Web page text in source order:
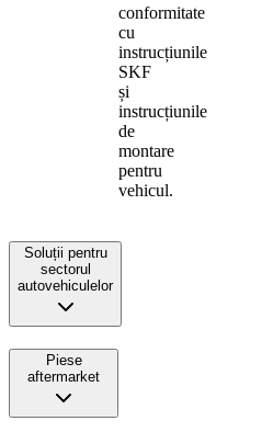
conformitate
cu
instrucțiunile
SKF
și
instrucțiunile
de
montare
pentru
vehicul.
Soluții pentru
sectorul
autovehiculelor
Piese
aftermarket